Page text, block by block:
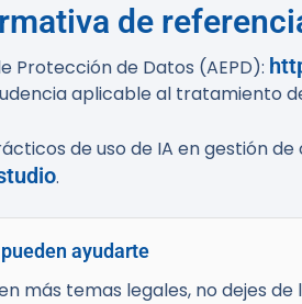
de
Protección de Datos (AEPD):
aplicable al tratamiento
de uso de IA en gestión
.
ayudarte
más temas legales, no dejes